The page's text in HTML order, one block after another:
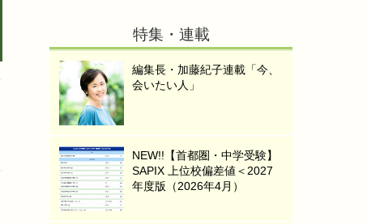
特集・連載
編集長・加藤紀子連載「今、
会いたい人」
NEW!!【首都圏・中学受験】
SAPIX 上位校偏差値＜2027
年度版（2026年4月）